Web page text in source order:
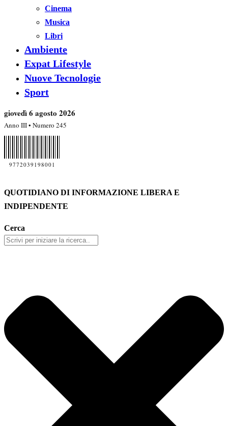
Cinema
Musica
Libri
Ambiente
Expat Lifestyle
Nuove Tecnologie
Sport
giovedì 6 agosto 2026
Anno III • Numero 245
9772039198001
QUOTIDIANO DI INFORMAZIONE LIBERA E
INDIPENDENTE
Cerca